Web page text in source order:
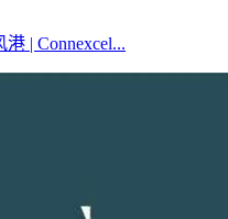
| Connexcel...